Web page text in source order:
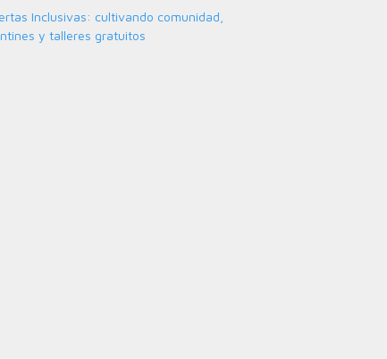
Inclusivas: cultivando comunidad,
y talleres gratuitos